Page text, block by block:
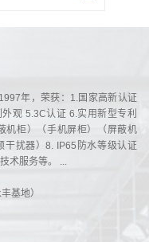
年，荣获：1.国家高新认证
观 5.3C认证 6.实用新型专利
机柜）（手机屏柜）（屏蔽机
扰器）8. IP65防水等级认证
术服务等。 ...
基地）